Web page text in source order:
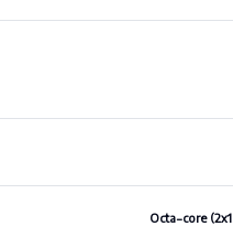
Octa-core